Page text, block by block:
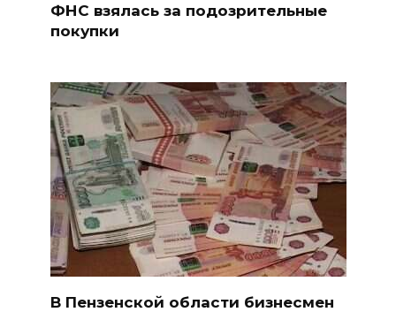
ФНС взялась за подозрительные
покупки
В Пензенской области бизнесмен